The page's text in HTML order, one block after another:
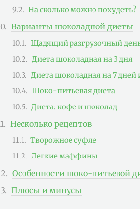
На сколько можно похудеть?
Варианты шоколадной диеты
Щадящий разгрузочный
Диета шоколадная на 3 дня
Диета шоколадная на 7 дней
Шоко-питьевая диета
Диета: кофе и шоколад
Несколько рецептов
Творожное суфле
Легкие маффины
Особенности шоко-питьевой
Плюсы и минусы